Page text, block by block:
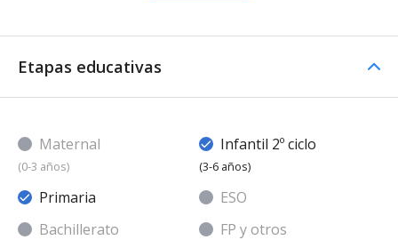
Etapas educativas
Maternal
(0-3 años)
Infantil 2º ciclo
(3-6 años)
Primaria
ESO
Bachillerato
FP y otros